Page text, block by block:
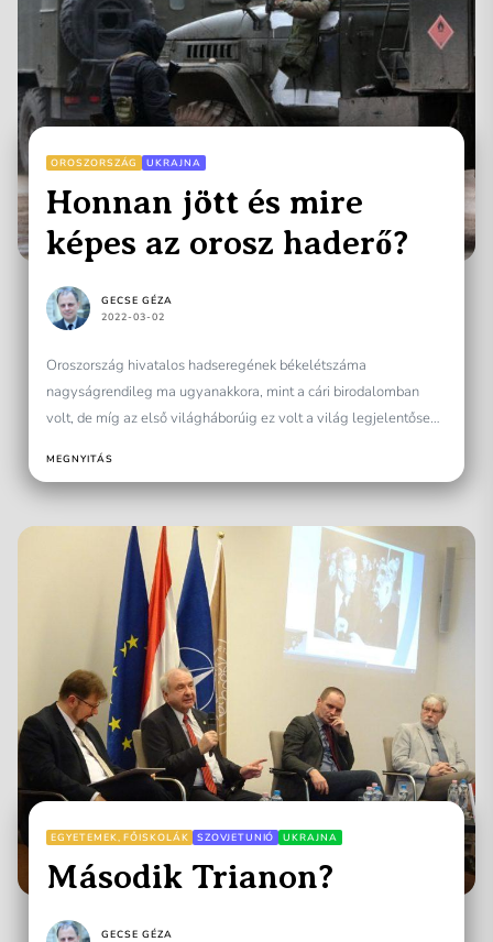
OROSZORSZÁG UKRAJNA
Honnan jött és mire
képes az orosz haderő?
GECSE GÉZA
2022-03-02
Oroszország hivatalos hadseregének békelétszáma
nagyságrendileg ma ugyanakkora, mint a cári birodalomban
volt, de míg az első világháborúig ez volt a világ legjelentősebb
MEGNYITÁS
EGYETEMEK, FŐISKOLÁK SZOVJETUNIÓ UKRAJNA
Második Trianon?
GECSE GÉZA